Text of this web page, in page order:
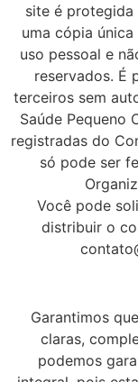
site é
uma cópia
uso pessoal e
reservados. É
terceiros sem
Saúde Pequeno
registradas do
só pode ser
Você pode
distribuir o
Garantimos
claras,
podemos